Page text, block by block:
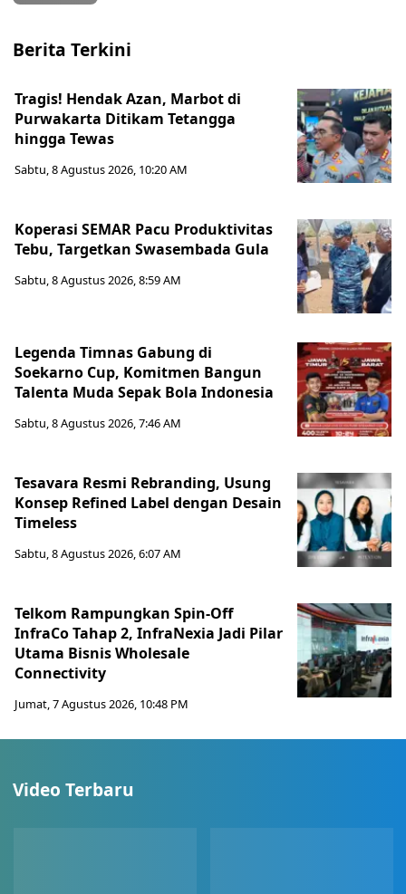
Berita Terkini
Tragis! Hendak Azan, Marbot di
Purwakarta Ditikam Tetangga
hingga Tewas
Sabtu, 8 Agustus 2026, 10:20 AM
Koperasi SEMAR Pacu Produktivitas
Tebu, Targetkan Swasembada Gula
Sabtu, 8 Agustus 2026, 8:59 AM
Legenda Timnas Gabung di
Soekarno Cup, Komitmen Bangun
Talenta Muda Sepak Bola Indonesia
Sabtu, 8 Agustus 2026, 7:46 AM
Tesavara Resmi Rebranding, Usung
Konsep Refined Label dengan Desain
Timeless
Sabtu, 8 Agustus 2026, 6:07 AM
Telkom Rampungkan Spin-Off
InfraCo Tahap 2, InfraNexia Jadi Pilar
Utama Bisnis Wholesale
Connectivity
Jumat, 7 Agustus 2026, 10:48 PM
Video Terbaru